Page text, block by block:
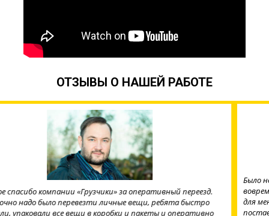
ОТЗЫВЫ О НАШЕЙ РАБОТЕ
Было необходимо разгрузить фуру с паллетами. Ребята приехали
вовремя, отработали смену и закончили даже раньше. Что важно
для меня что грузчики были трезвые и быстро выполняли
поставленную задачу. Так же немаловажно что цена смены была